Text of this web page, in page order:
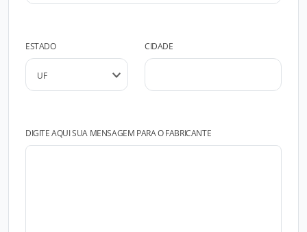
ESTADO CIDADE
DIGITE AQUI SUA MENSAGEM PARA O FABRICANTE